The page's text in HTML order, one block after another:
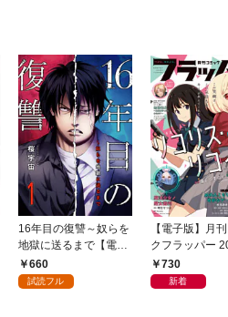
16年目の復讐～奴らを
地獄に送るまで【電子
単行本版】１
660
試読フル
【電子版】月
クフラッパー
月号730
新着